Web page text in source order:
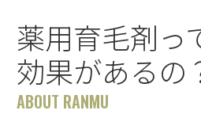
薬用育毛剤っ
効果があるの
ABOUT RANMU